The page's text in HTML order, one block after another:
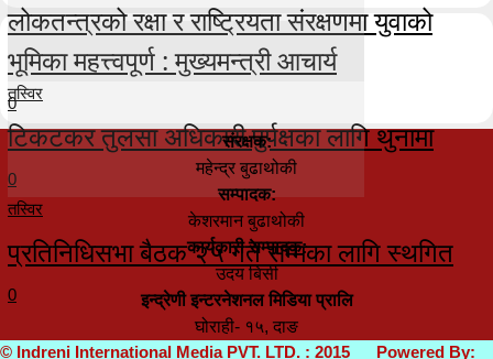
लोकतन्त्रको रक्षा र राष्ट्रियता संरक्षणमा युवाको
भूमिका महत्त्वपूर्ण : मुख्यमन्त्री आचार्य
0
तस्विर
टिकटकर तुलसा अधिकारी पुर्पक्षका लागि थुनामा
0
तस्विर
प्रतिनिधिसभा बैठक २५ गते सम्मका लागि स्थगित
0
संरक्षक:
महेन्द्र बुढाथोकी
सम्पादक:
केशरमान बुढाथोकी
कार्यकारी सम्पादक:
उदय बिसी
इन्द्रेणी इन्टरनेशनल मिडिया प्रालि
घोराही- १५, दाङ
© Indreni International Media PVT. LTD. : 2015 Powered By: